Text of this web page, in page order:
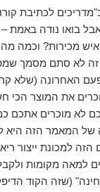
לכתיבת
בואו נודה
מכירות? וכמה
זה לא סתם מסמך
האחרונה (שלא
את המוצר הכי
לא מוכרים אתכם
של המאמר הזה היא
למכונת ייצור
למאה מקומות
(שזה הקוד